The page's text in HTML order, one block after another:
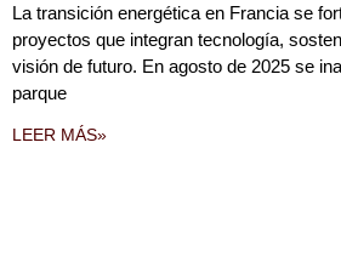
La transición energética en Francia se
proyectos que integran tecnología,
visión de futuro. En agosto de 2025 se
parque
LEER MÁS»